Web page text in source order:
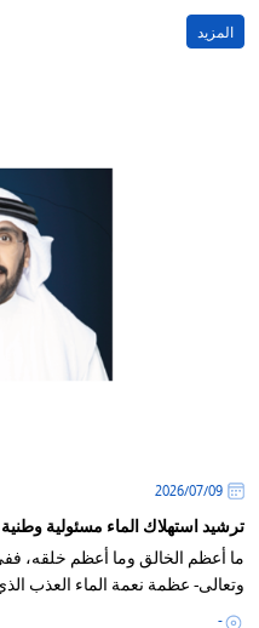
المزيد
09‏/07‏/2026
ترشيد استهلاك الماء مسئولية
ما أعظم الخالق وما أعظم خلقه،
وتعالى- عظمة نعمة الماء العذب
-